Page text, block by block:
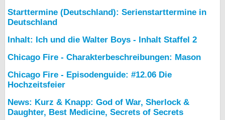
Starttermine (Deutschland): Serienstarttermine in
Deutschland
Inhalt: Ich und die Walter Boys - Inhalt Staffel 2
Chicago Fire - Charakterbeschreibungen: Mason
Chicago Fire - Episodenguide: #12.06 Die
Hochzeitsfeier
News: Kurz & Knapp: God of War, Sherlock &
Daughter, Best Medicine, Secrets of Secrets